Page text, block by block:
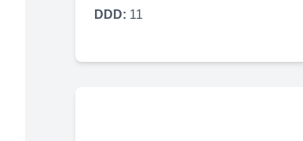
DDD: 11